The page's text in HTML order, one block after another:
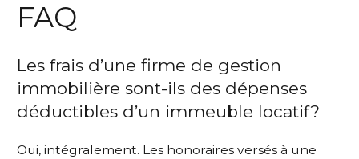
FAQ
Les frais d’une firme de gestion
immobilière sont-ils des dépenses
déductibles d’un immeuble locatif?
Oui, intégralement. Les honoraires versés à une